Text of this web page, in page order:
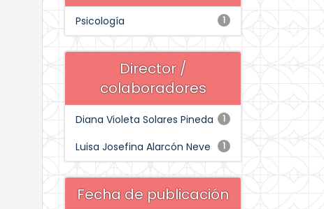
1
Psicología
Director /
colaboradores
1
Diana Violeta Solares Pineda
1
Luisa Josefina Alarcón Neve
Fecha de publicación